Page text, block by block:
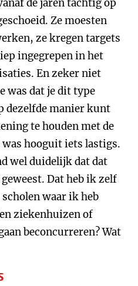
de jaren tachtig op
Ze moesten
ze kregen targets
ingegrepen in het
En zeker niet
was dat je dit type
dezelfde manier kunt
te houden met de
hooguit iets lastigs.
wel duidelijk dat dat
Dat heb ik zelf
waar ik heb
ziekenhuizen of
beconcurreren? Wat